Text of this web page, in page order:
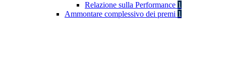
Relazione sulla Performance 1
Ammontare complessivo dei premi 1